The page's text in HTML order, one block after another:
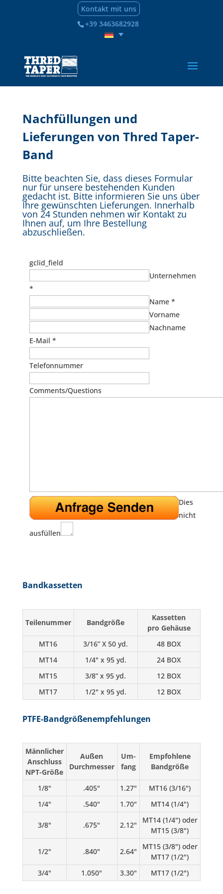
Kontakt mit uns
+39 3463682928
Nachfüllungen und
Lieferungen von Thred Taper-
Band
Bitte beachten Sie, dass dieses Formular
nur für unsere bestehenden Kunden
gedacht ist. Bitte informieren Sie uns über
Ihre gewünschten Lieferungen. Innerhalb
von 24 Stunden nehmen wir Kontakt zu
Ihnen auf, um Ihre Bestellung
abzuschließen.
gclid_field
Unternehmen
*
Name *
Vorname
Nachname
E-Mail *
Telefonnummer
Comments/Questions
Dies
nicht
ausfüllen
Bandkassetten
Teilenummer Bandgröße
Kassetten
pro Gehäuse
MT16
3/16” X 50 yd.
48 BOX
MT14
1/4" x 95 yd.
24 BOX
MT15
3/8” x 95 yd.
12 BOX
MT17
1/2" x 95 yd. 12 BOX
PTFE-Bandgrößenempfehlungen
Männlicher
Anschluss
NPT-Größe
Außen
Durchmesser
Um-
fang
Empfohlene
Bandgröße
1/8" .405" 1.27"
MT16 (3/16")
1/4"
.540" 1.70" MT14 (1/4")
3/8" .675" 2.12"
MT14 (1/4") oder
MT15 (3/8")
1/2" .840" 2.64"
MT15 (3/8") oder
MT17 (1/2")
3/4"
1.050" 3.30" MT17 (1/2")